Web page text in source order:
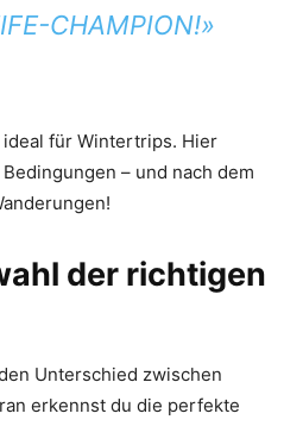
CHAMPION!»
ideal für Wintertrips. Hier
– und nach dem
der richtigen
Unterschied zwischen
erkennst du die perfekte